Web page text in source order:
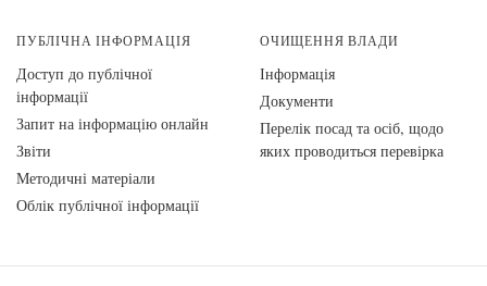
ПУБЛІЧНА ІНФОРМАЦІЯ
Доступ до публічної
інформації
Запит на інформацію онлайн
Звіти
Методичні матеріали
Облік публічної інформації
ОЧИЩЕННЯ ВЛАДИ
Інформація
Документи
Перелік посад та осіб, щодо
яких проводиться перевірка